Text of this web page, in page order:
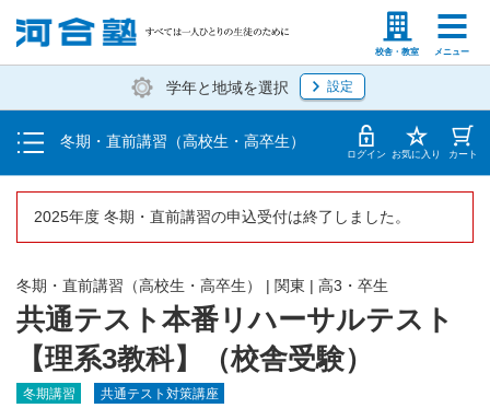
校舎・教室 メニュー
塾生の方 高等学校の先生
学年と地域を選択 設定
冬期・直前講習（高校生・高卒生）
受講料・お申し込み方法
受講開始までの流れ
校舎一覧 ログイン お気に入り カート
2025年度 冬期・直前講習の申込受付は終了しました。
共通テスト本番リハーサルテスト
【理系3教科】（校舎受験）
冬期・直前講習（高校生・高卒生） | 関東 | 高3・卒生
冬期講習 共通テスト対策講座